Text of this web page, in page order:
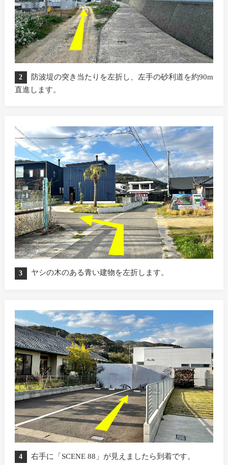
2
防波堤の突き当たりを左折し、左手の砂利道を約90m
直進します。
3 ヤシの木のある青い建物を左折します。
4 右手に「SCENE 88」が見えましたら到着です。